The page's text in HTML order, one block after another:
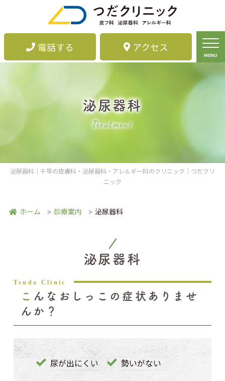
電話する アクセス
MENU
泌尿器科
Treatment
泌尿器科｜千早の皮膚科・泌尿器科・アレルギー科のクリニック｜つだクリ
ニック
ホーム 診療案内 泌尿器科
泌尿器科
こんなおしっこの症状ありませ
んか？
尿が出にくい 勢いがない